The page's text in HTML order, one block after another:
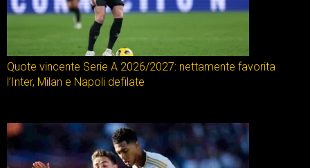
Quote vincente Serie A 2026/2027: nettamente favorita
l’Inter, Milan e Napoli defilate